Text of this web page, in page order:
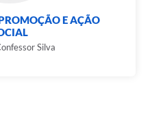
E AÇÃO
Silva